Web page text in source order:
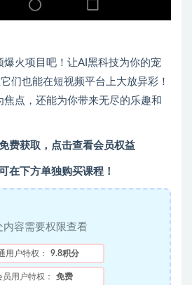
爆火项目吧！让AI黑科技为你的宠
们也能在短视频平台上大放异彩！
点，还能为你带来无尽的乐趣和
费获取，点击查看会员权益
在下方单独购买课程！
内容需要权限查看
用户特权： 9.8积分
员用户特权： 免费